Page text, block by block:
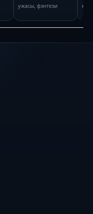
ужасы, фэнтези